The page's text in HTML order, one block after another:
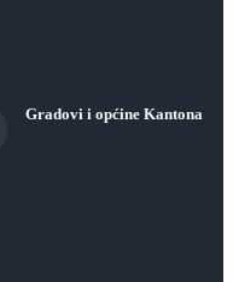
Gradovi i općine Kantona